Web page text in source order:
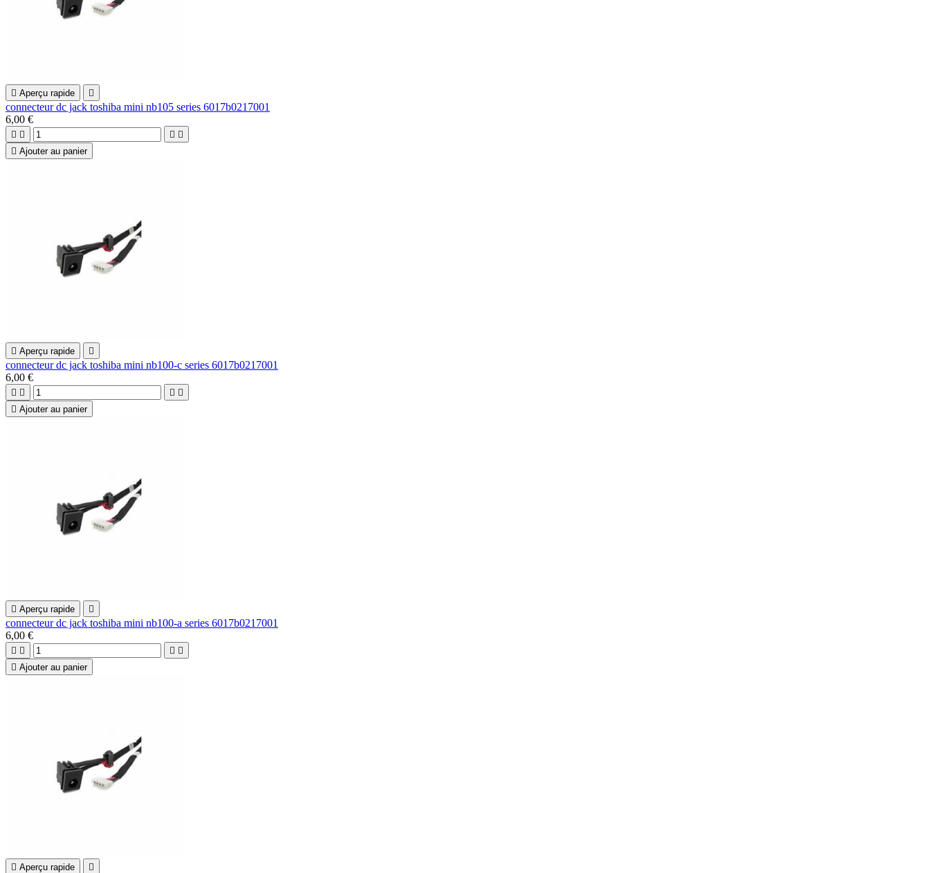
 Aperçu rapide 
connecteur dc jack toshiba mini nb105 series 6017b0217001
6,00 €
   
 Ajouter au panier
 Aperçu rapide 
connecteur dc jack toshiba mini nb100-c series 6017b0217001
6,00 €
   
 Ajouter au panier
 Aperçu rapide 
connecteur dc jack toshiba mini nb100-a series 6017b0217001
6,00 €
   
 Ajouter au panier
 Aperçu rapide 